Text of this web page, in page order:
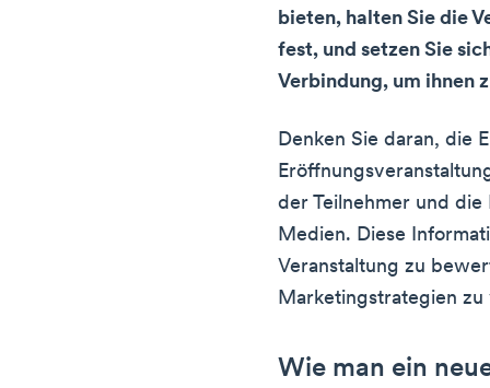
bieten, halten Sie die
fest, und setzen Sie
Verbindung, um ihnen
Denken Sie daran, die
der Teilnehmer und
Medien. Diese
Veranstaltung zu
Marketingstrategien
Wie man ein